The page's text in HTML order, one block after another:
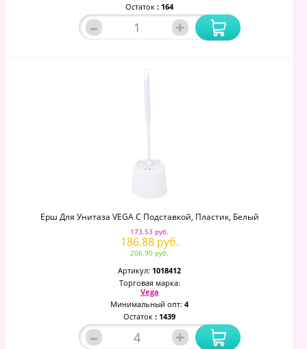
Остаток : 164
– +
Ерш Для Унитаза VEGA С Подставкой, Пластик, Белый
173.53 руб.
186.88 руб.
206.90 руб.
Артикул: 1018412
Торговая марка:
Vega
Минимальный опт: 4
Остаток : 1439
– +